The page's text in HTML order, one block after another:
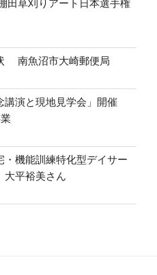
草刈りアート日本選手権
南魚沼市大崎郵便局
講演と現地見学会」開催
機能訓練特化型デイサー
平裕美さん